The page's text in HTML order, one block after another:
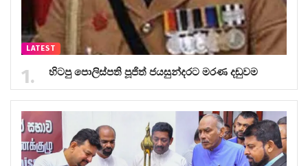
LATEST
හිටපු පොලිස්පති පූජිත් ජයසුන්දරට මරණ දඬුවම